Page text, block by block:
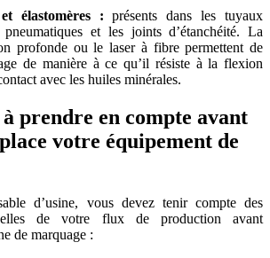
élastomères : présents dans les tuyaux
et les joints d’étanchéité. La
profonde ou le laser à fibre permettent de
de manière à ce qu’il résiste à la flexion
avec les huiles minérales.
prendre en compte avant
votre équipement de
d’usine, vous devez tenir compte des
de votre flux de production avant
de marquage :